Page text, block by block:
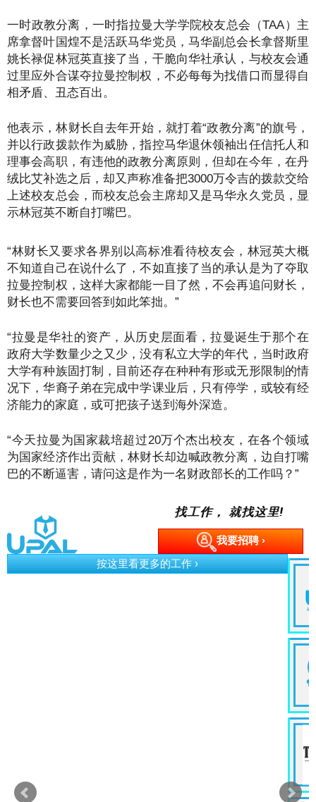
一时政教分离，一时指拉曼大学学院校友总会（TAA）主
席拿督叶国煌不是活跃马华党员，马华副总会长拿督斯里
姚长禄促林冠英直接了当，干脆向华社承认，与校友会通
过里应外合谋夺拉曼控制权，不必每每为找借口而显得自
相矛盾、丑态百出。
他表示，林财长自去年开始，就打着“政教分离”的旗号，
并以行政拨款作为威胁，指控马华退休领袖出任信托人和
理事会高职，有违他的政教分离原则，但却在今年，在丹
绒比艾补选之后，却又声称准备把3000万令吉的拨款交给
上述校友总会，而校友总会主席却又是马华永久党员，显
示林冠英不断自打嘴巴。
“林财长又要求各界别以高标准看待校友会，林冠英大概
不知道自己在说什么了，不如直接了当的承认是为了夺取
拉曼控制权，这样大家都能一目了然，不会再追问财长，
财长也不需要回答到如此笨拙。”
“拉曼是华社的资产，从历史层面看，拉曼诞生于那个在
政府大学数量少之又少，没有私立大学的年代，当时政府
大学有种族固打制，目前还存在种种有形或无形限制的情
况下，华裔子弟在完成中学课业后，只有停学，或较有经
济能力的家庭，或可把孩子送到海外深造。
“今天拉曼为国家裁培超过20万个杰出校友，在各个领域
为国家经济作出贡献，林财长却边喊政教分离，边自打嘴
巴的不断逼害，请问这是作为一名财政部长的工作吗？”
找工作， 就找这里!
我要招聘 ›
按这里看更多的工作 ›